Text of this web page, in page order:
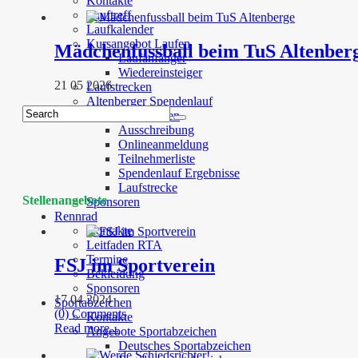
Lauftreff
Laufkalender
Kursangebot Laufen
Laufanfänger
Wiedereinsteiger
Laufstrecken
Altenberger Spendenlauf
Nachrichten
Ausschreibung
Onlineanmeldung
Teilnehmerliste
Spendenlauf Ergebnisse
Laufstrecke
Sponsoren
Rennrad
Kontakte
Leitfaden RTA
Termine
Bekleidung
Sponsoren
Sportabzeichen
Kontakte
Angebote Sportabzeichen
Deutsches Sportabzeichen
Mädchenfussball beim TuS
21 05 2026
Stellenangebote
FSJ im Sportverein
17 04 2024
(0) Comments
Read more...